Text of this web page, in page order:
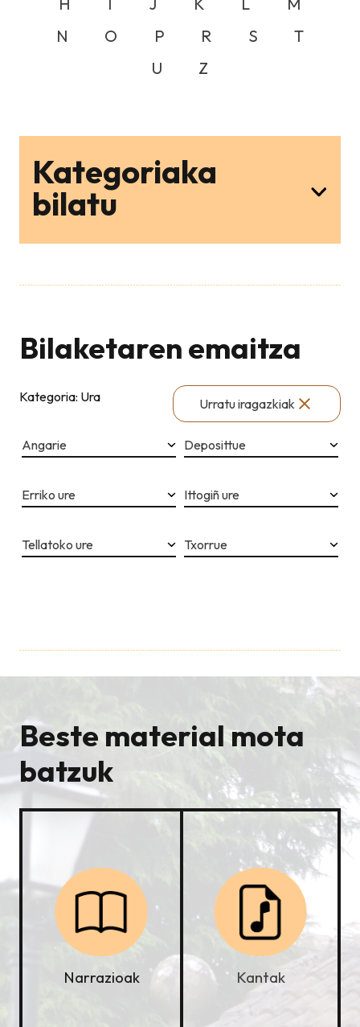
N
O P R S
T
U
Z
Kategoriaka
bilatu
Bilaketaren emaitza
Kategoria: Ura Urratu iragazkiak
Angarie Deposittue
Erriko ure Ittogiñ ure
Tellatoko ure Txorrue
Beste material mota
batzuk
Narrazioak Kantak